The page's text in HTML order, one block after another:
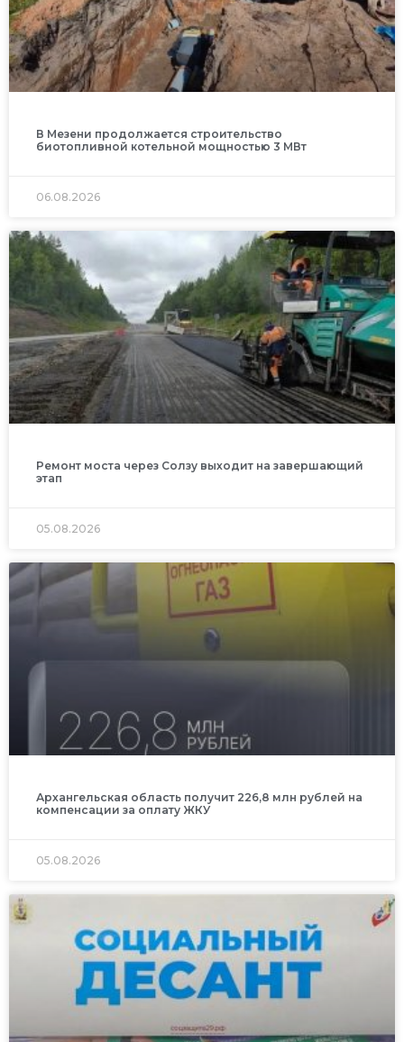
В Мезени продолжается строительство
биотопливной котельной мощностью 3 МВт
06.08.2026
Ремонт моста через Солзу выходит на завершающий
этап
05.08.2026
Архангельская область получит 226,8 млн рублей на
компенсации за оплату ЖКУ
05.08.2026